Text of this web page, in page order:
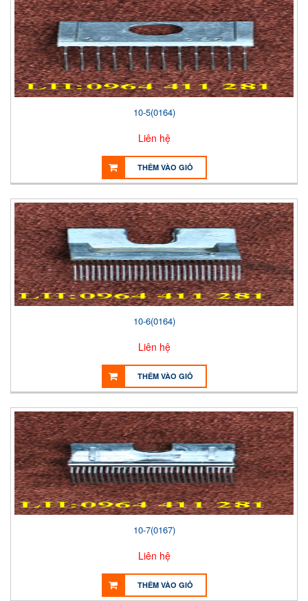
10-5(0164)
Liên hệ
THÊM VÀO GIỎ
10-6(0164)
Liên hệ
THÊM VÀO GIỎ
10-7(0167)
Liên hệ
THÊM VÀO GIỎ